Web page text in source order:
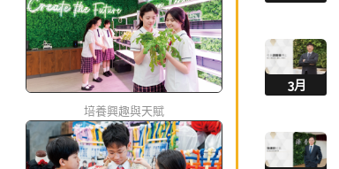
培養興趣與天賦
3月